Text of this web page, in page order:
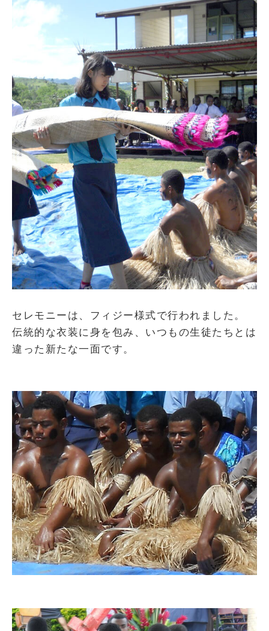
セレモニーは、フィジー様式で行われました。
伝統的な衣装に身を包み、いつもの生徒たちとは
違った新たな一面です。